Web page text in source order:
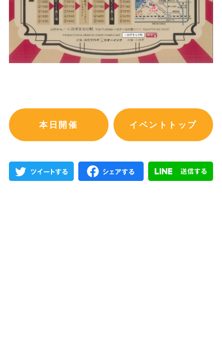
本日開催 イベントトップ